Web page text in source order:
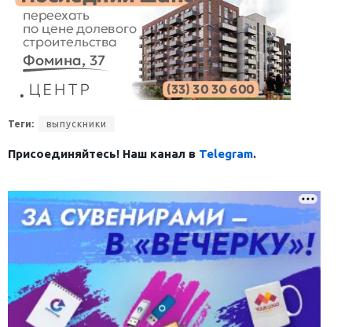
Теги: выпускники
Присоединяйтесь! Наш канал в Telegram.